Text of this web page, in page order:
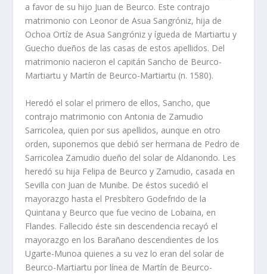
a favor de su hijo Juan de Beurco. Este contrajo
matrimonio con Leonor de Asua Sangróniz, hija de
Ochoa Ortí­z de Asua Sangróniz y ígueda de Martiartu y
Guecho dueños de las casas de estos apellidos. Del
matrimonio nacieron el capitán Sancho de Beurco-
Martiartu y Martí­n de Beurco-Martiartu (n. 1580).
Heredó el solar el primero de ellos, Sancho, que
contrajo matrimonio con Antonia de Zamudio
Sarricolea, quien por sus apellidos, aunque en otro
orden, suponemos que debió ser hermana de Pedro de
Sarricolea Zamudio dueño del solar de Aldanondo. Les
heredó su hija Felipa de Beurco y Zamudio, casada en
Sevilla con Juan de Munibe. De éstos sucedió el
mayorazgo hasta el Presbí­tero Godefrido de la
Quintana y Beurco que fue vecino de Lobaina, en
Flandes. Fallecido éste sin descendencia recayó el
mayorazgo en los Barañano descendientes de los
Ugarte-Munoa quienes a su vez lo eran del solar de
Beurco-Martiartu por lí­nea de Martí­n de Beurco­